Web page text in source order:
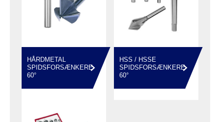
HÅRDMETAL
SPIDSFORSÆNKERE
60°
HSS / HSSE
SPIDSFORSÆNKERE
60°